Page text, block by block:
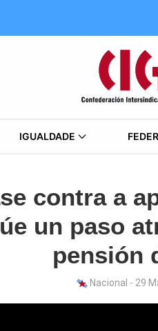
IGUALDADE
contra a
un paso
pensión
Nacional - 29